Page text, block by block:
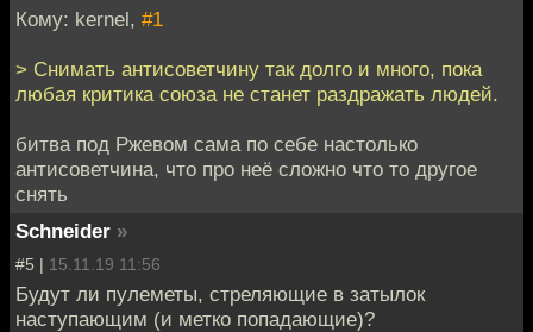
Кому: kernel, #1
> Снимать антисоветчину так долго и много, пока
любая критика союза не станет раздражать людей.
битва под Ржевом сама по себе настолько
антисоветчина, что про неё сложно что то другое
снять
Schneider »
#5 | 15.11.19 11:56
Будут ли пулеметы, стреляющие в затылок
наступающим (и метко попадающие)?